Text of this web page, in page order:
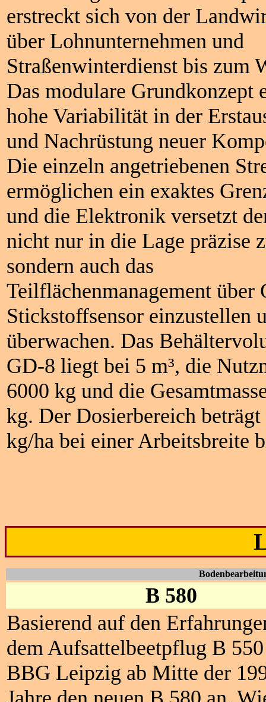
erstreckt sich von der
über Lohnunternehmen und
Straßenwinterdienst bis zum
Das modulare Grundkonzept
hohe Variabilität in der
und Nachrüstung neuer
Die einzeln angetriebenen
ermöglichen ein exaktes
und die Elektronik versetzt
nicht nur in die Lage präzise
sondern auch das
Teilflächenmanagement über
Stickstoffsensor einzustellen
überwachen. Das
GD-8 liegt bei 5 m³, die
6000 kg und die
kg. Der Dosierbereich
kg/ha bei einer Arbeitsbreite
B 580
Basierend auf den
dem Aufsattelbeetpflug B
BBG Leipzig ab Mitte der